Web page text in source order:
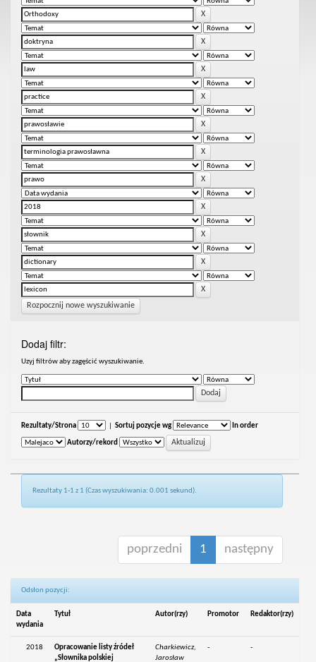
Rozpocznij nowe wyszukiwanie
Dodaj filtr:
Uzyj filtrów aby zagęścić wyszukiwanie.
Rezultaty/Strona Sortuj pozycje wg In order
Autorzy/rekord
Rezultaty 1-1 z 1 (Czas wyszukiwania: 0.001 sekund).
poprzedni 1 następny
Odsłon pozycji:
Data
wydania
Tytuł Autor(rzy) Promotor Redaktor(rzy)
2018
Opracowanie listy źródeł
„Słownika polskiej
Charkiewicz,
Jarosław
- -